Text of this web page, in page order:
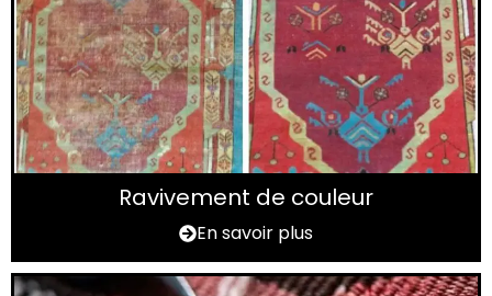
Ravivement de couleur
En savoir plus